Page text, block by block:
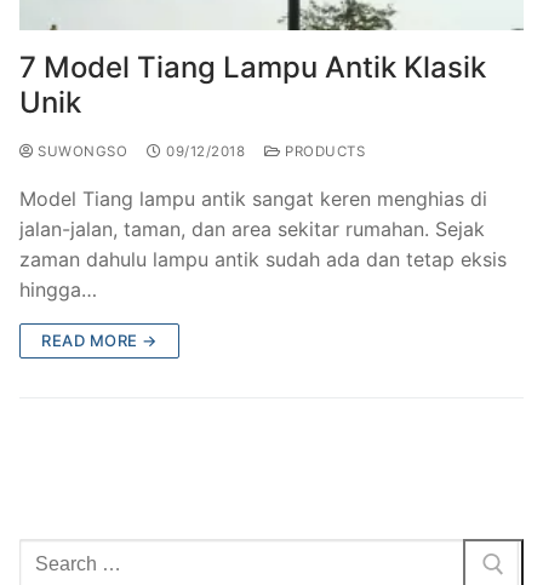
7 Model Tiang Lampu Antik Klasik
Unik
SUWONGSO 09/12/2018 PRODUCTS
Model Tiang lampu antik sangat keren menghias di
jalan-jalan, taman, dan area sekitar rumahan. Sejak
zaman dahulu lampu antik sudah ada dan tetap eksis
hingga…
READ MORE →